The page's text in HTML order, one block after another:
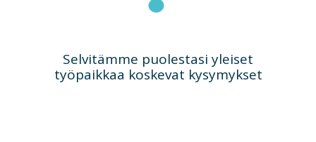
Selvitämme puolestasi yleiset
työpaikkaa koskevat kysymykset